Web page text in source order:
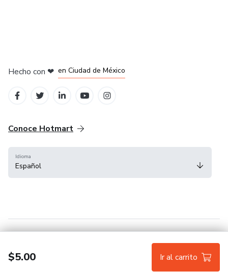
$5.00 Ir al carrito
Hecho con ❤ en Ciudad de México
Conoce Hotmart
Idioma
Español